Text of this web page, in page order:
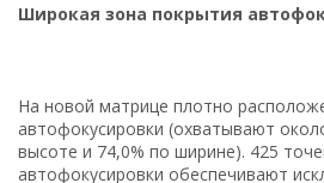
Широкая зона покрытия
На новой матрице плотно
автофокусировки (охватывают
высоте и 74,0% по ширине). 425
автофокусировки обеспечивают